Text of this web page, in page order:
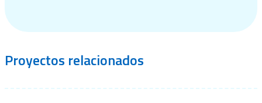
Proyectos relacionados